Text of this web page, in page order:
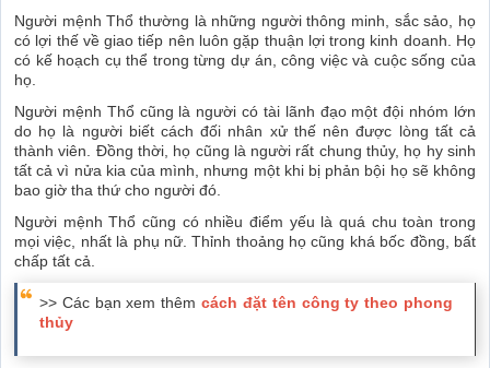
Người mệnh Thổ thường là những người thông minh, sắc sảo, họ
có lợi thế về giao tiếp nên luôn gặp thuận lợi trong kinh doanh. Họ
có kế hoạch cụ thể trong từng dự án, công việc và cuộc sống của
họ.
Người mệnh Thổ cũng là người có tài lãnh đạo một đội nhóm lớn
do họ là người biết cách đối nhân xử thế nên được lòng tất cả
thành viên. Đồng thời, họ cũng là người rất chung thủy, họ hy sinh
tất cả vì nửa kia của mình, nhưng một khi bị phản bội họ sẽ không
bao giờ tha thứ cho người đó.
Người mệnh Thổ cũng có nhiều điểm yếu là quá chu toàn trong
mọi việc, nhất là phụ nữ. Thỉnh thoảng họ cũng khá bốc đồng, bất
chấp tất cả.
>> Các bạn xem thêmcách đặt tên công ty theo phong
thủy